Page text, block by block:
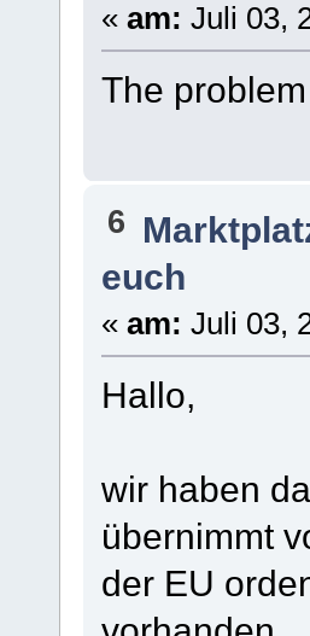
« am: Juli 03,
The
6
euch
« am: Juli 03,
Hallo,
wir haben
übernimmt
der EU